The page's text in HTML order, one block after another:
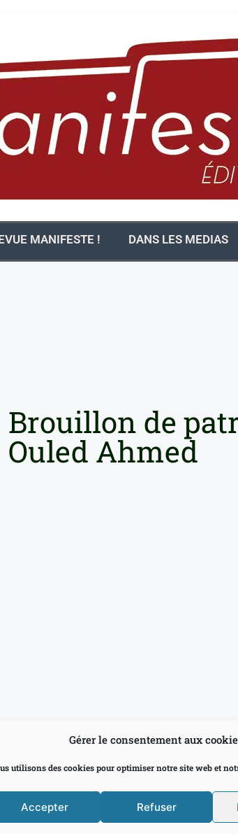
Gérer le consentement aux
utilisons des cookies pour optimiser notre site web et
Accepter Refuser
MANIFESTE ! DANS LES MEDIAS
Brouillon de
Ouled Ahmed